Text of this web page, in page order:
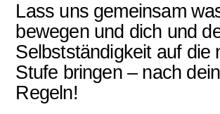
Lass uns gemeinsam
bewegen und dich und
Selbstständigkeit auf die
Stufe bringen – nach
Regeln!